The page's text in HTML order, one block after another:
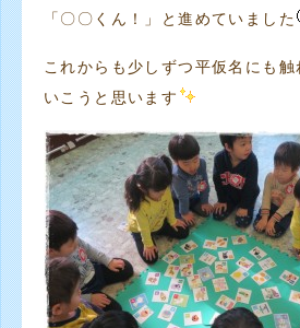
「〇〇くん！」と進めていました
これからも少しずつ平仮名にも
いこうと思います